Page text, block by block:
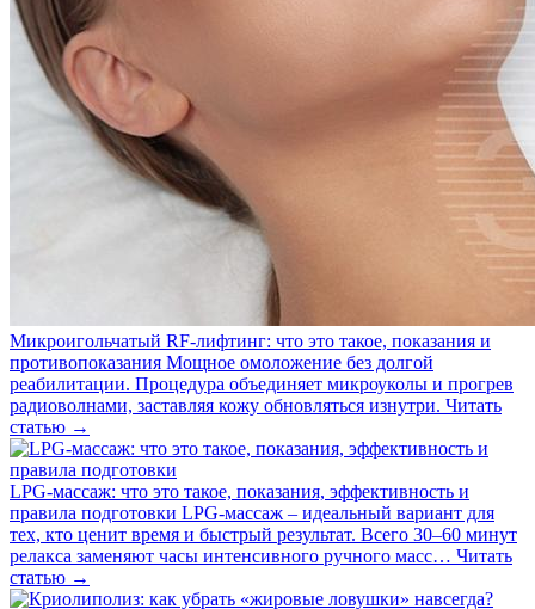
Микроигольчатый RF-лифтинг: что это такое, показания и
противопоказания Мощное омоложение без долгой
реабилитации. Процедура объединяет микроуколы и прогрев
радиоволнами, заставляя кожу обновляться изнутри. Читать
статью →
LPG-массаж: что это такое, показания, эффективность и
правила подготовки LPG-массаж – идеальный вариант для
тех, кто ценит время и быстрый результат. Всего 30–60 минут
релакса заменяют часы интенсивного ручного масс… Читать
статью →